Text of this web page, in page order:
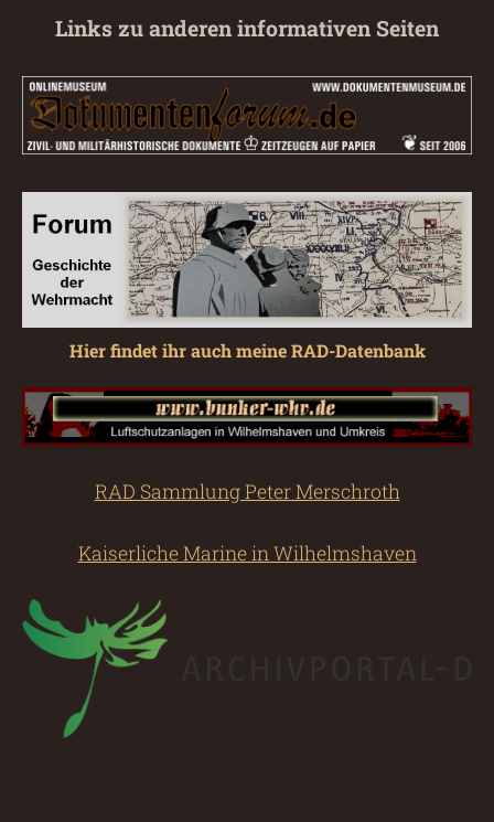
Links zu anderen informativen Seiten
Hier findet ihr auch meine RAD-Datenbank
RAD Sammlung Peter Merschroth
Kaiserliche Marine in Wilhelmshaven